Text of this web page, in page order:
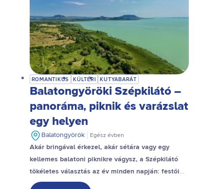
ROMANTIKUS KÜLTÉRI KUTYABARÁT
Balatongyöröki Szépkilátó –
panoráma, piknik és varázslat
egy helyen
Balatongyörök Egész évben
Akár bringával érkezel, akár sétára vagy egy
kellemes balatoni piknikre vágysz, a Szépkilátó
tökéletes választás az év minden napján: festői
kilátás, csend, zöld és a Balaton – minden együtt